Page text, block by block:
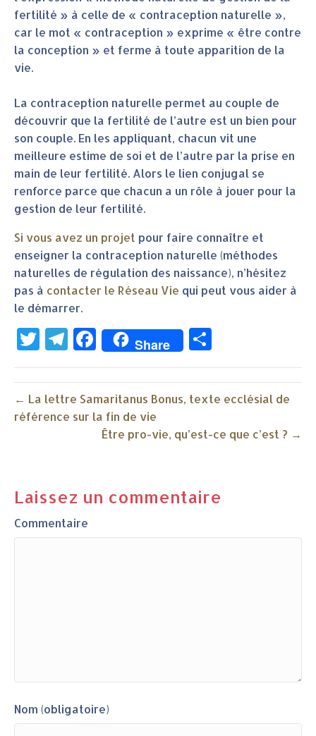
fertilité » à celle de « contraception naturelle »,
car le mot « contraception » exprime « être contre
la conception » et ferme à toute apparition de la
vie.
La contraception naturelle permet au couple de
découvrir que la fertilité de l’autre est un bien pour
son couple. En les appliquant, chacun vit une
meilleure estime de soi et de l’autre par la prise en
main de leur fertilité. Alors le lien conjugal se
renforce parce que chacun a un rôle à jouer pour la
gestion de leur fertilité.
Si vous avez un projet pour faire connaître et
enseigner la contraception naturelle (méthodes
naturelles de régulation des naissance), n’hésitez
pas à contacter le Réseau Vie qui peut vous aider à
le démarrer.
T
w
it
t
e
T
e
l
e
g
F
a
c
e
b
k
Share
ar
ta
g
e
← La lettre Samaritanus Bonus, texte ecclésial de
référence sur la fin de vie
Être pro-vie, qu’est-ce que c’est ? →
Laissez un commentaire
Commentaire
Nom (obligatoire)